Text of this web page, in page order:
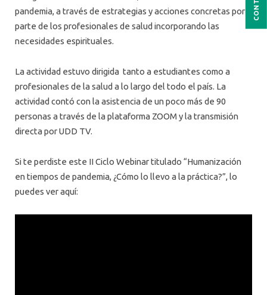
pandemia, a través de estrategias y acciones concretas por
parte de los profesionales de salud incorporando las
necesidades espirituales.
La actividad estuvo dirigida tanto a estudiantes como a
profesionales de la salud a lo largo del todo el país. La
actividad contó con la asistencia de un poco más de 90
personas a través de la plataforma ZOOM y la transmisión
directa por UDD TV.
Si te perdiste este II Ciclo Webinar titulado “Humanización
en tiempos de pandemia, ¿Cómo lo llevo a la práctica?”, lo
puedes ver aquí: